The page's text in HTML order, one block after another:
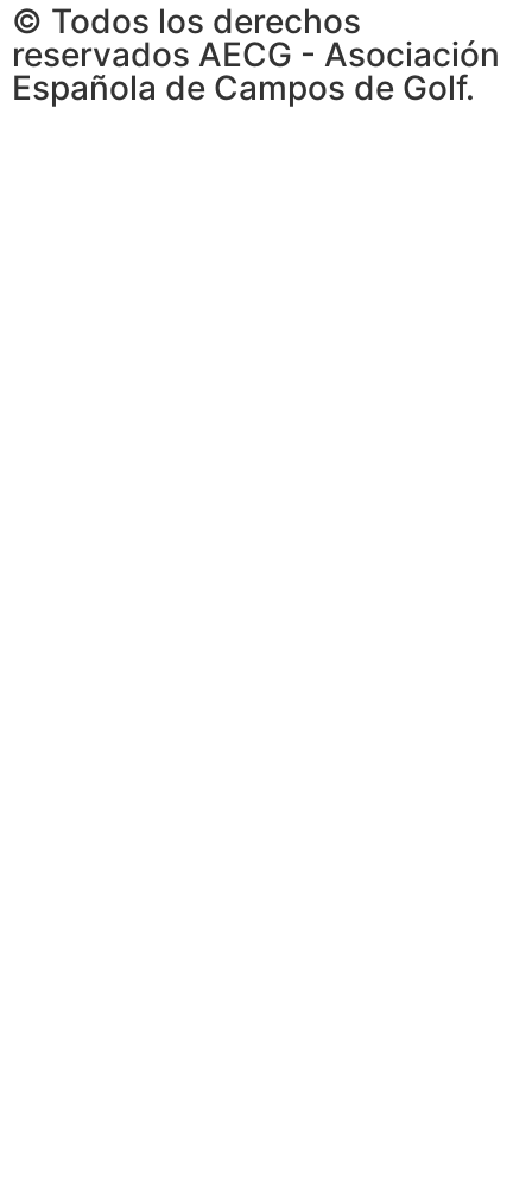
© Todos los derechos
reservados AECG - Asociación
Española de Campos de Golf.